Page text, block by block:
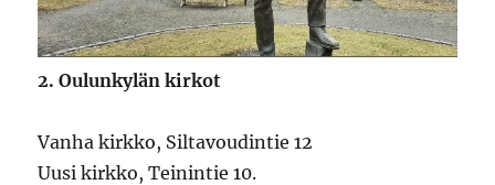
2. Oulunkylän kirkot
Vanha kirkko, Siltavoudintie 12
Uusi kirkko, Teinintie 10.